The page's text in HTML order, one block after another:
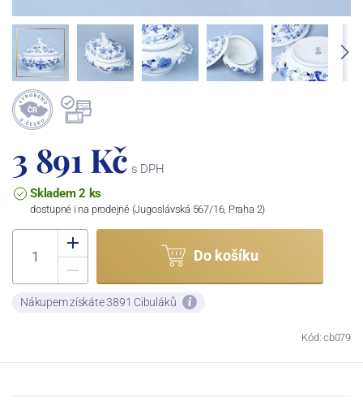
3 891 Kč s DPH
Skladem 2 ks
dostupné i na prodejně (Jugoslávská 567/16, Praha 2)
Do košíku
Nákupem získáte 3891 Cibuláků
Kód: cb079